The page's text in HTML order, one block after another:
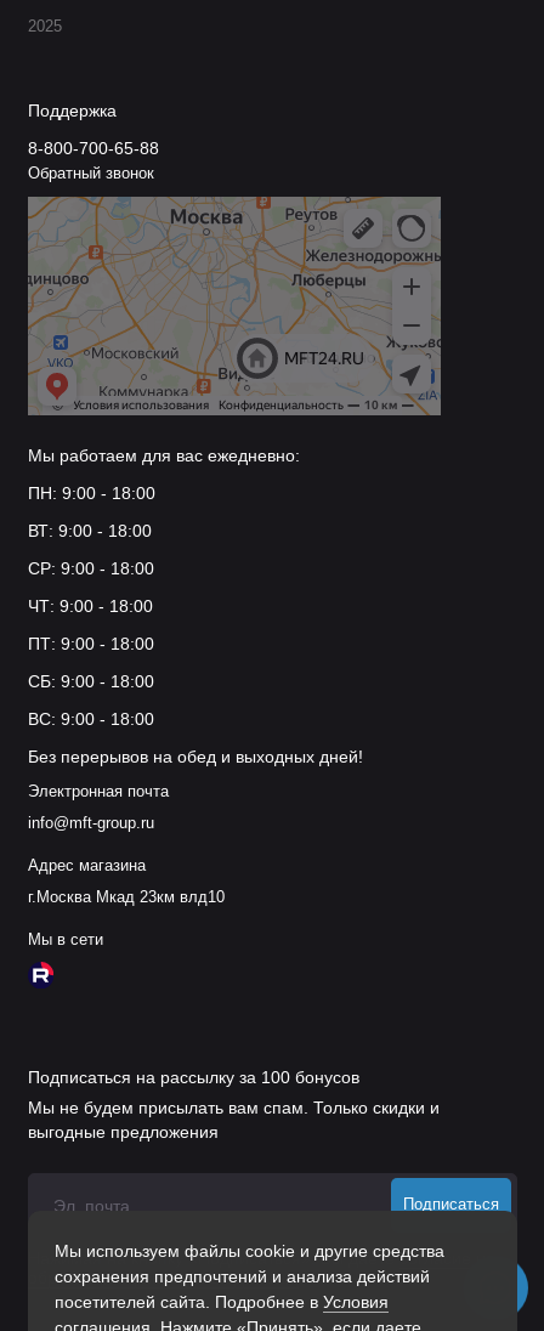
Мы используем файлы cookie и другие средства
сохранения предпочтений и анализа действий
посетителей сайта. Подробнее в Условия
2025
Поддержка
8-800-700-65-88
Обратный звонок
Мы работаем для вас ежедневно:
ПН: 9:00 - 18:00
ВТ: 9:00 - 18:00
СР: 9:00 - 18:00
ЧТ: 9:00 - 18:00
ПТ: 9:00 - 18:00
СБ: 9:00 - 18:00
ВС: 9:00 - 18:00
Без перерывов на обед и выходных дней!
Электронная почта
info@mft-group.ru
Адрес магазина
г.Москва Мкад 23км влд10
Мы в сети
Подписаться на рассылку за 100 бонусов
Мы не будем присылать вам спам. Только скидки и
выгодные предложения
Подписаться
Нажимая на кнопку «Подписаться», Вы даетесогласие на
обработку персональных данных.